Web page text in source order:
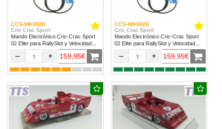
CCS-MK002B
Cric Crac Sport
Mando Electrónico Cric-Crac Sport
02 Elite para RallySlot y Velocidad
1/32 & 1/24.
– + 159,95€
CCS-MK002A
Cric Crac Sport
Mando Electrónico Cric-Crac Sport
02 Elite para RallySlot y Velocidad
1/32 & 1/24
– + 159,95€